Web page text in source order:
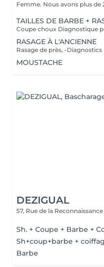
Femme. Nous avons plus
TAILLES DE BARBE +
RASAGE À L'ANCIENNE
MOUSTACHE
DEZIGUAL
57, Rue de la
Sh. + Coupe + Barbe +
Sh+coup+barbe +
Barbe